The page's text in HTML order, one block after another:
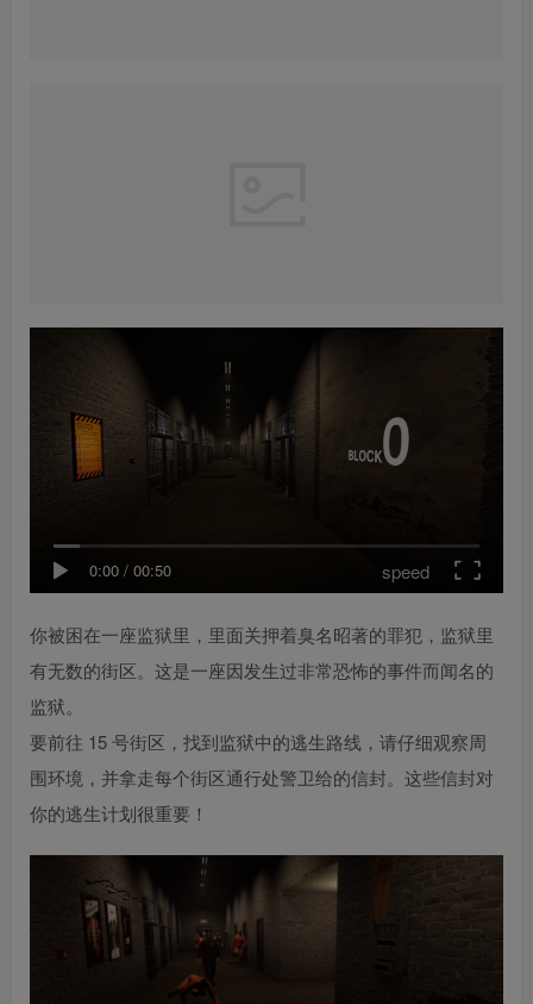
0:00 / 00:50 speed
你被困在一座监狱里，里面关押着臭名昭著的罪犯，监狱里
有无数的街区。这是一座因发生过非常恐怖的事件而闻名的
监狱。
要前往 15 号街区，找到监狱中的逃生路线，请仔细观察周
围环境，并拿走每个街区通行处警卫给的信封。这些信封对
你的逃生计划很重要！